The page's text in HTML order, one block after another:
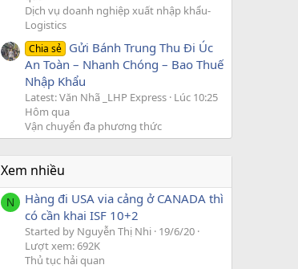
Dịch vụ doanh nghiệp xuất nhập khẩu-
Logistics
Chia sẻ Gửi Bánh Trung Thu Đi Úc
An Toàn – Nhanh Chóng – Bao Thuế
Nhập Khẩu
Latest: Văn Nhã _LHP Express Lúc 10:25
Hôm qua
Vận chuyển đa phương thức
Xem nhiều
N
Hàng đi USA via cảng ở CANADA thì
có cần khai ISF 10+2
Started by Nguyễn Thị Nhi 19/6/20
Lượt xem: 692K
Thủ tục hải quan